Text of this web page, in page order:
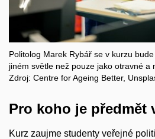
Politolog Marek Rybář se v kurzu
jiném světle než pouze jako otravné a
Zdroj: Centre for Ageing Better,
Pro koho je předmět
Kurz zaujme studenty veřejné